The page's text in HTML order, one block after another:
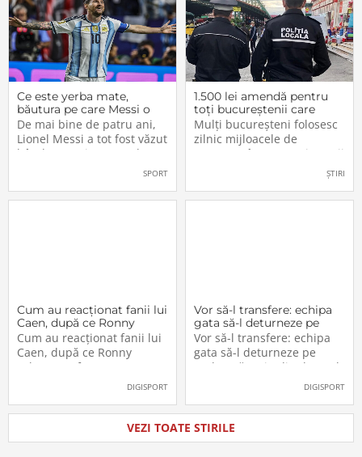
Ce este yerba mate,
băutura pe care Messi o
bea înainte de meciurile
din Campionatul Mondial
2026
De mai bine de patru ani,
Lionel Messi a tot fost văzut
bând un ceai extrem de
popular în Argentina. Este
plantă tradițională sud-
SPORT
1.500 lei amendă pentru
toți bucureștenii care
refuză să facă acest lucru
acum, în 2026.
Mulți bucureșteni folosesc
zilnic mijloacele de
transport în comun, iar unii
dintre ei călătoresc adesea
cu autobuzul sau tramvaiul
fără a plăti un bilet. Iar în
ȘTIRI
Cum au reacționat fanii lui
Caen, după ce Ronny
Labonne a fost prezentat
oficial la FCSB
Cum au reacționat fanii lui
Caen, după ce Ronny
Labonne a fost prezentat
DIGISPORT
Vor să-l transfere: echipa
gata să-l deturneze pe
Radu Drăgușin din drumul
către Juventus!
Vor să-l transfere: echipa
gata să-l deturneze pe
Radu Drăgușin din drumul
DIGISPORT
VEZI TOATE STIRILE